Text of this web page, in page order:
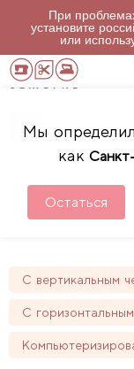
При
установите
или
Мы
как
Остаться
Швейные
С вертикальным
С